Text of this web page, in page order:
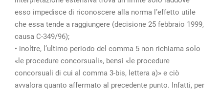
esso impedisce di riconoscere alla norma l’effetto utile
che essa tende a raggiungere (decisione 25 febbraio 1999,
causa C-349/96);
• inoltre, l’ultimo periodo del comma 5 non richiama solo
«le procedure concorsuali», bensì «le procedure
concorsuali di cui al comma 3-bis, lettera a)» e ciò
avvalora quanto affermato al precedente punto. Infatti, per